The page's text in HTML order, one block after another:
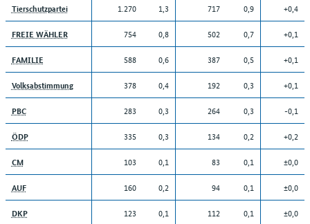
Tierschutzpartei 1.270 1,3 717 0,9 +0,4
FREIE WÄHLER 754 0,8 502 0,7 +0,1
FAMILIE 588 0,6 387 0,5 +0,1
Volksabstimmung 378 0,4 192 0,3 +0,1
PBC 283 0,3 264 0,3 -0,1
ÖDP 335 0,3 134 0,2 +0,2
CM 103 0,1 83 0,1 ±0,0
AUF 160 0,2 94 0,1 ±0,0
DKP 123 0,1 112 0,1 ±0,0